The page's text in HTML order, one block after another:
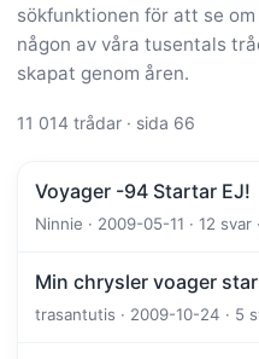
sökfunktionen för att se
någon av våra tusentals
skapat genom åren.
11 014 trådar · sida 66
Voyager -94 Startar EJ!
Ninnie · 2009-05-11 · 12 svar
Min chrysler voager
trasantutis · 2009-10-24 · 5